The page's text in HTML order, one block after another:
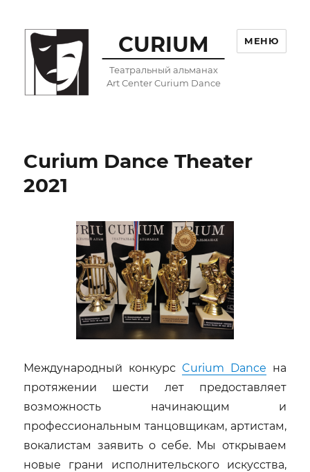
CURIUM
Театральный альманах
Art Center Curium Dance
МЕНЮ
Curium Dance Theater
2021
Международный конкурс Curium Dance на
протяжении шести лет предоставляет
возможность начинающим и
профессиональным танцовщикам, артистам,
вокалистам заявить о себе. Мы открываем
новые грани исполнительского искусства,